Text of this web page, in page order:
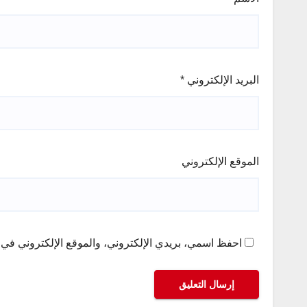
البريد الإلكتروني *
الموقع الإلكتروني
احفظ اسمي، بريدي الإلكتروني، والموقع الإلكتروني